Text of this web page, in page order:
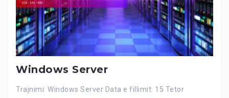
Windows Server
Trajnimi: Windows Server Data e fillimit: 15 Tetor